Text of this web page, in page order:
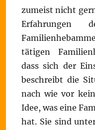
zumeist nicht
Erfahrungen
tätigen
dass sich der
beschreibt die
nach wie vor
Idee, was eine
hat. Sie sind